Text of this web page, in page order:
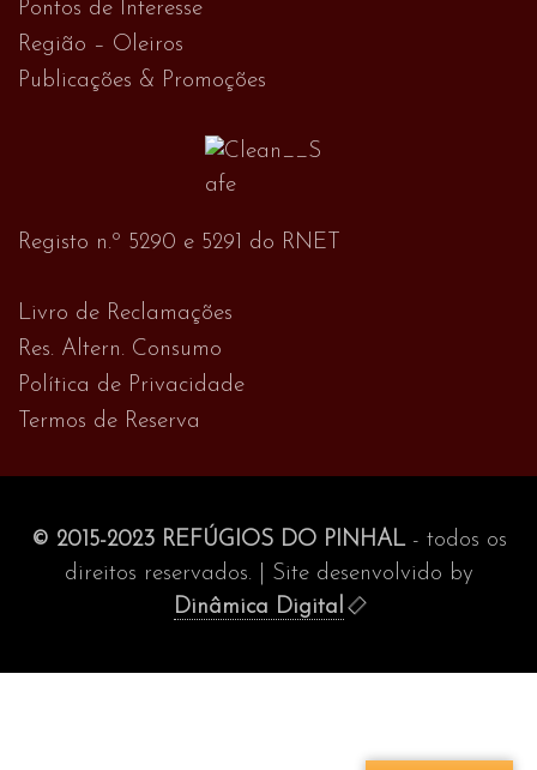
Pontos de Interesse
Região – Oleiros
Publicações & Promoções
Registo n.º 5290 e 5291 do RNET
Livro de Reclamações
Res. Altern. Consumo
Política de Privacidade
Termos de Reserva
© 2015-2023 REFÚGIOS DO PINHAL- todos os
direitos reservados. | Site desenvolvido by
Dinâmica Digital